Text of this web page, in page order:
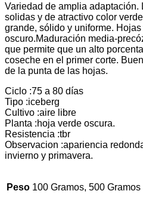
Variedad de amplia adaptación.
solidas y de atractivo color
grande, sólido y uniforme.
oscuro.Maduración media-
que permite que un alto
coseche en el primer corte.
de la punta de las hojas.
Ciclo :75 a 80 días
Tipo :iceberg
Cultivo :aire libre
Planta :hoja verde oscura.
Resistencia :tbr
Observacion :apariencia
invierno y primavera.
Peso 100 Gramos, 500 Gramos